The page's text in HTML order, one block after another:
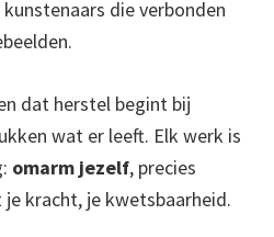
die verbonden
dat herstel begint bij
wat er leeft. Elk werk is
omarm jezelf, precies
kracht, je kwetsbaarheid.